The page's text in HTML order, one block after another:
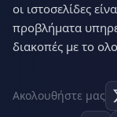
οι ιστοσελίδες
προβλήματα
διακοπές με το
Ακολουθήστε μας